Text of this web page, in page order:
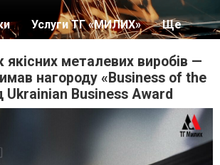
Услуги ТГ «МИЛИХ» Ще
якісних металевих виробів —
нагороду «Business of the
Ukrainian Business Award